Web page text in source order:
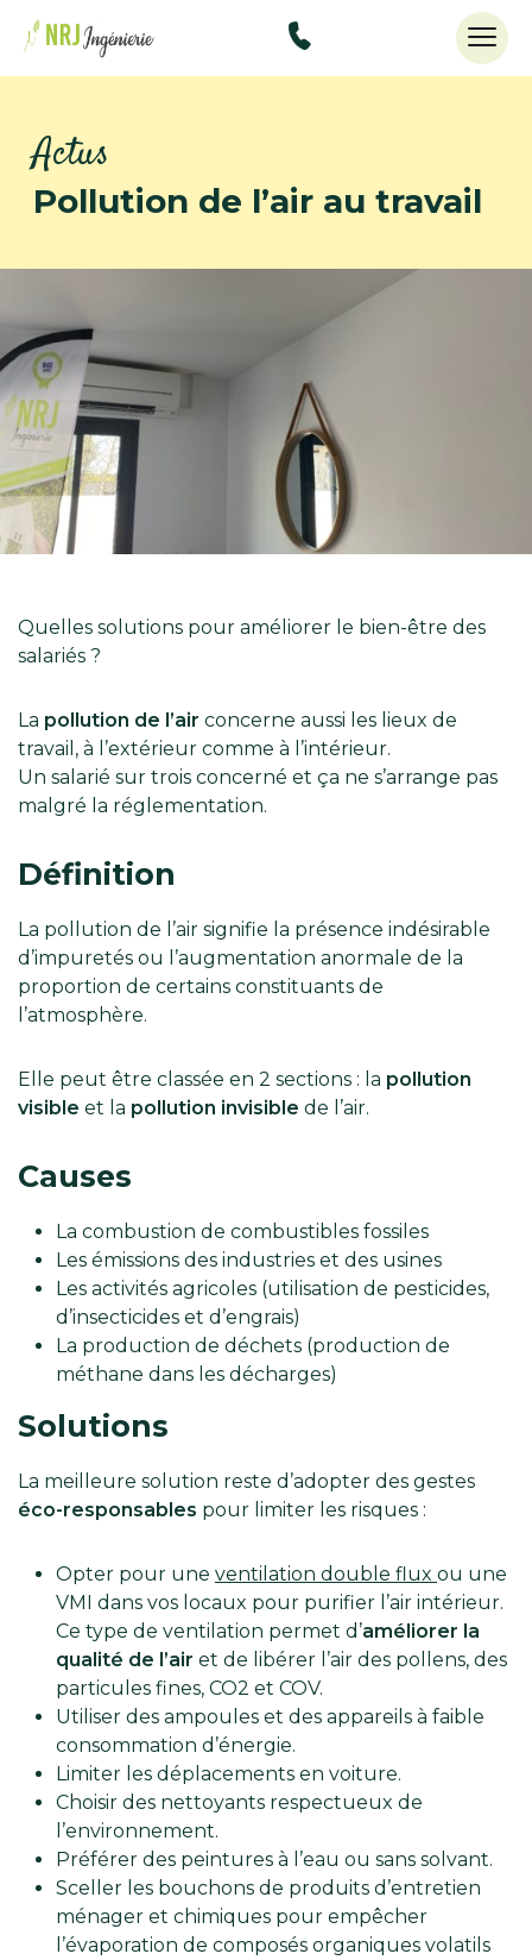
48434515
Actus
Pollution de l’air au travail
Quelles solutions pour améliorer le bien-être des
salariés ?
La pollution de l’air concerne aussi les lieux de
travail, à l’extérieur comme à l’intérieur.
Un salarié sur trois concerné et ça ne s’arrange pas
malgré la réglementation.
Définition
La pollution de l’air signifie la présence indésirable
d’impuretés ou l’augmentation anormale de la
proportion de certains constituants de
l’atmosphère.
Elle peut être classée en 2 sections : la pollution
visible et la pollution invisible de l’air.
Causes
La combustion de combustibles fossiles
Les émissions des industries et des usines
Les activités agricoles (utilisation de pesticides,
d’insecticides et d’engrais)
La production de déchets (production de
méthane dans les décharges)
Solutions
La meilleure solution reste d’adopter des gestes
éco-responsables pour limiter les risques :
Opter pour une ventilation double flux ou une
VMI dans vos locaux pour purifier l’air intérieur.
Ce type de ventilation permet d’améliorer la
qualité de l’air et de libérer l’air des pollens, des
particules fines, CO2 et COV.
Utiliser des ampoules et des appareils à faible
consommation d’énergie.
Limiter les déplacements en voiture.
Choisir des nettoyants respectueux de
l’environnement.
Préférer des peintures à l’eau ou sans solvant.
Sceller les bouchons de produits d’entretien
ménager et chimiques pour empêcher
l’évaporation de composés organiques volatils